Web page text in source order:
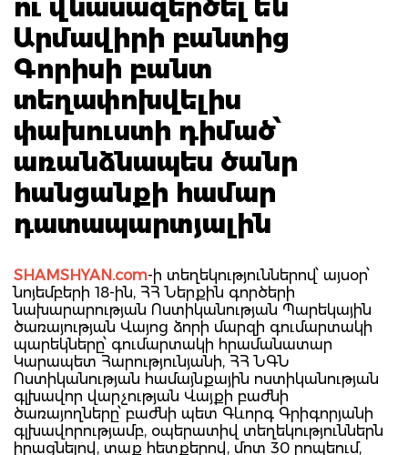
ու վնասազերծել են
Արմավիրի բանտից
Գորիսի բանտ
տեղափոխվելիս
փախուստի դիմած՝
առանձնապես ծանր
հանցանքի համար
դատապարտյալին
SHAMSHYAN.com-ի տեղեկություններով՝ այսօր՝
նոյեմբերի 18-ին, ՀՀ Ներքին գործերի
նախարարության Ոստիկանության Պարեկային
ծառայության Վայոց ձորի մարզի գումարտակի
պարեկները՝ գումարտակի հրամանատար
Կարապետ Հարությունյանի, ՀՀ ՆԳՆ
Ոստիկանության համայնքային ոստիկանության
գլխավոր վարչության Վայքի բաժնի
ծառայողները՝ բաժնի պետ Գևորգ Գրիգորյանի
գլխավորությամբ, օպերատիվ տեղեկություններն
իրացնելով, տաք հետքերով, մոտ 30 րոպեում,